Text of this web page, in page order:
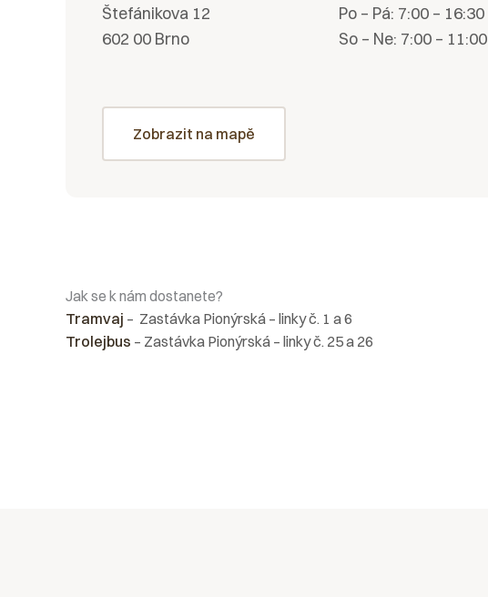
Štefánikova 12
602 00 Brno
Po – Pá: 7:00 – 16:30
So – Ne: 7:00 – 11:00
Zobrazit na mapě
Jak se k nám dostanete?
Tramvaj – Zastávka Pionýrská – linky č. 1 a 6
Trolejbus – Zastávka Pionýrská – linky č. 25 a 26